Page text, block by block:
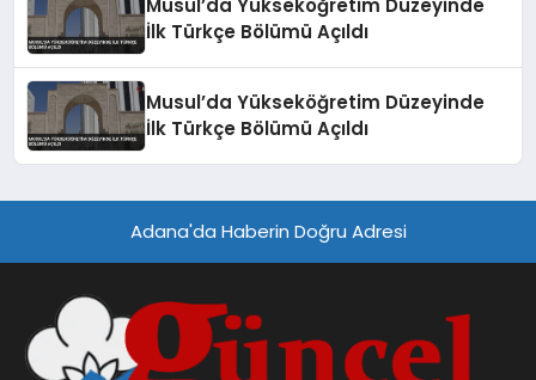
Musul’da Yükseköğretim Düzeyinde
İlk Türkçe Bölümü Açıldı
Musul’da Yükseköğretim Düzeyinde
İlk Türkçe Bölümü Açıldı
Adana'da Haberin Doğru Adresi